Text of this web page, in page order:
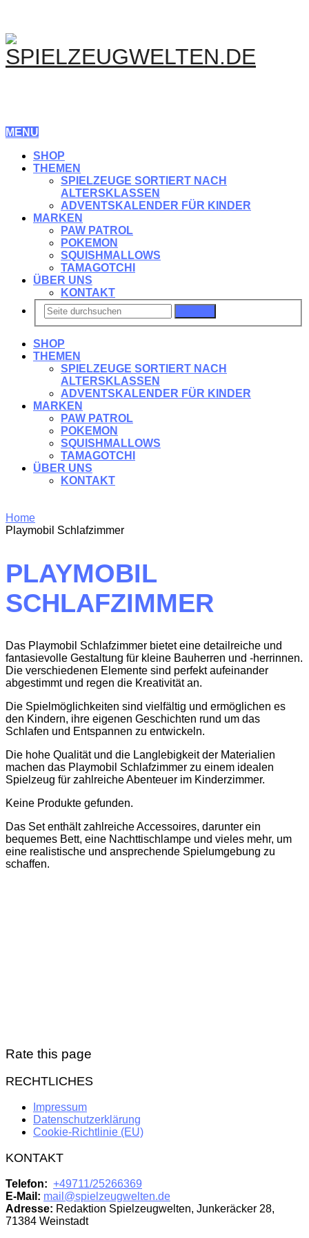
MENU
SHOP
THEMEN
SPIELZEUGE SORTIERT NACH
ALTERSKLASSEN
ADVENTSKALENDER FÜR KINDER
MARKEN
PAW PATROL
POKEMON
SQUISHMALLOWS
TAMAGOTCHI
ÜBER UNS
KONTAKT
SHOP
THEMEN
SPIELZEUGE SORTIERT NACH
ALTERSKLASSEN
ADVENTSKALENDER FÜR KINDER
MARKEN
PAW PATROL
POKEMON
SQUISHMALLOWS
TAMAGOTCHI
ÜBER UNS
KONTAKT
Home
Playmobil Schlafzimmer
PLAYMOBIL
SCHLAFZIMMER
Das Playmobil Schlafzimmer bietet eine detailreiche und
fantasievolle Gestaltung für kleine Bauherren und -herrinnen.
Die verschiedenen Elemente sind perfekt aufeinander
abgestimmt und regen die Kreativität an.
Die Spielmöglichkeiten sind vielfältig und ermöglichen es
den Kindern, ihre eigenen Geschichten rund um das
Schlafen und Entspannen zu entwickeln.
Die hohe Qualität und die Langlebigkeit der Materialien
machen das Playmobil Schlafzimmer zu einem idealen
Spielzeug für zahlreiche Abenteuer im Kinderzimmer.
Keine Produkte gefunden.
Das Set enthält zahlreiche Accessoires, darunter ein
bequemes Bett, eine Nachttischlampe und vieles mehr, um
eine realistische und ansprechende Spielumgebung zu
schaffen.
Rate this page
RECHTLICHES
Impressum
Datenschutzerklärung
Cookie-Richtlinie (EU)
KONTAKT
Telefon: +49711/25266369
E-Mail: mail@spielzeugwelten.de
Adresse: Redaktion Spielzeugwelten, Junkeräcker 28,
71384 Weinstadt